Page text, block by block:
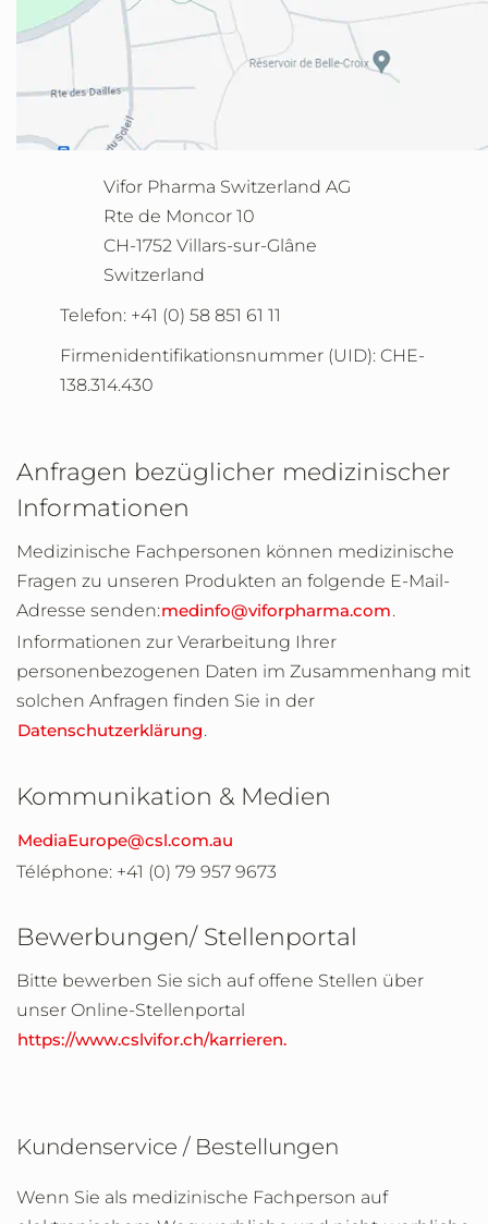
Vifor Pharma Switzerland AG
Rte de Moncor 10
CH-1752 Villars-sur-Glâne
Switzerland
Telefon: +41 (0) 58 851 61 11
Firmenidentifikationsnummer (UID): CHE-
138.314.430
Anfragen bezüglicher medizinischer
Informationen
Medizinische Fachpersonen können medizinische
Fragen zu unseren Produkten an folgende E-Mail-
Adresse senden:medinfo@viforpharma.com.
Informationen zur Verarbeitung Ihrer
personenbezogenen Daten im Zusammenhang mit
solchen Anfragen finden Sie in der
Datenschutzerklärung.
Kommunikation & Medien
MediaEurope@csl.com.au
Téléphone: +41 (0) 79 957 9673
Bewerbungen/ Stellenportal
Bitte bewerben Sie sich auf offene Stellen über
unser Online-Stellenportal
https://www.cslvifor.ch/karrieren.
Kundenservice / Bestellungen
Wenn Sie als medizinische Fachperson auf